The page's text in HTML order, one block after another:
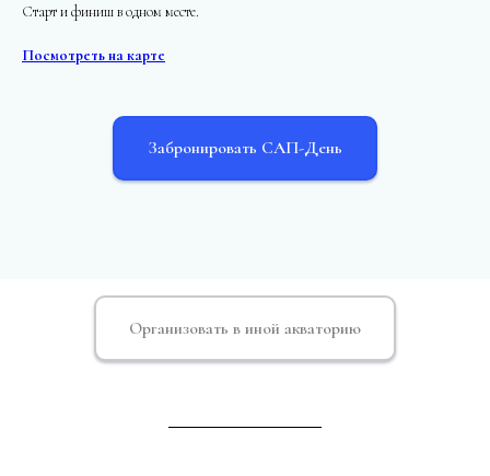
Старт и финиш в одном месте.
Посмотреть на карте
Забронировать САП-День
Организовать в иной акваторию